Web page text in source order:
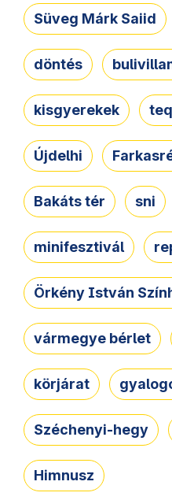
Süveg Márk Saiid
döntés
kisgyerekek
Újdelhi
Bakáts tér sni
minifesztivál
Örkény István
vármegye bérlet
körjárat
Széchenyi-hegy
Himnusz